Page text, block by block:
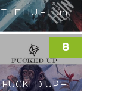
THE HU – Hun
FUCKED UP –
8